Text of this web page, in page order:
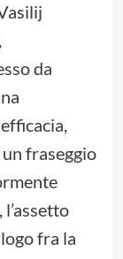
da
fraseggio
fra la